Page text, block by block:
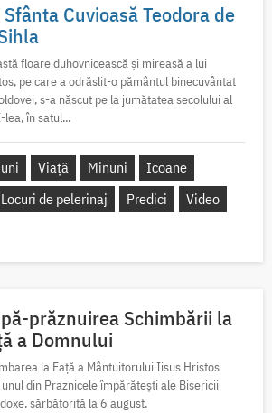
Cuvioasă Teodora de
floare duhovnicească și mireasă a lui
pe care a odrăslit-o pământul binecuvântat
s-a născut pe la jumătatea secolului al
în satul...
Viață Minuni
Icoane
Locuri de pelerinaj Predici
Video
prăznuirea Schimbării la
a Domnului
la Față a Mântuitorului Iisus Hristos
din Praznicele împărătești ale Bisericii
sărbătorită la 6 august.